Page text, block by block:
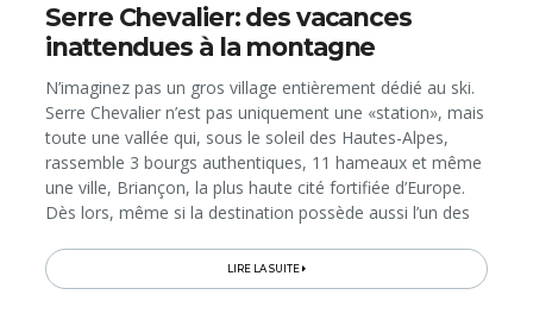
Serre Chevalier: des vacances
inattendues à la montagne
N’imaginez pas un gros village entièrement dédié au ski.
Serre Chevalier n’est pas uniquement une «station», mais
toute une vallée qui, sous le soleil des Hautes-Alpes,
rassemble 3 bourgs authentiques, 11 hameaux et même
une ville, Briançon, la plus haute cité fortifiée d’Europe.
Dès lors, même si la destination possède aussi l’un des
LIRE LA SUITE